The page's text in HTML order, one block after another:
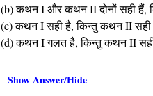
(b) कथन I और कथन II दोनों सही हैं,
(c) कथन I सही है, किन्तु कथन II सही
(d) कथन I गलत है, किन्तु कथन II
Show Answer/Hide